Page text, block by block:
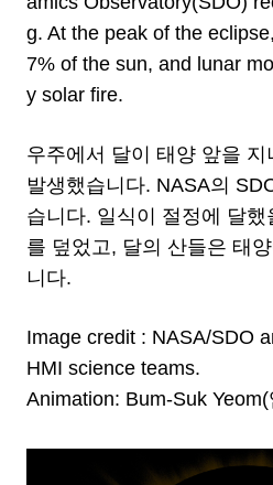
g. At the peak of the
7% of the sun, and lunar
y solar fire.
우주에서 달이 태양 앞을 지
발생했습니다. NASA의
습니다. 일식이 절정에 달
를 덮었고, 달의 산들은 태
니다.
Image credit : NASA/SDO
HMI science teams.
Animation: Bum-Suk